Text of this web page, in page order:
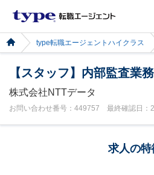
type転職エージェントハイクラス
【スタッフ】内部監査業
株式会社NTTデータ
お問い合わせ番号：449757 最終確認日：
求人の特